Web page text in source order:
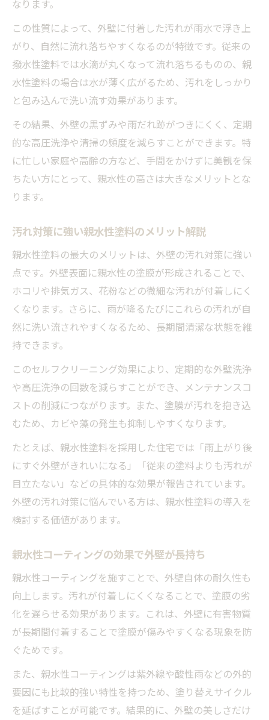
なります。
この性質によって、外壁に付着した汚れが雨水で浮き上
がり、自然に流れ落ちやすくなるのが特徴です。従来の
撥水性塗料では水滴が丸くなって流れ落ちるものの、親
水性塗料の場合は水が薄く広がるため、汚れをしっかり
と包み込んで洗い流す効果があります。
その結果、外壁の黒ずみや雨だれ跡がつきにくく、定期
的な高圧洗浄や清掃の頻度を減らすことができます。特
に忙しい家庭や高齢の方など、手間をかけずに美観を保
ちたい方にとって、親水性の高さは大きなメリットとな
ります。
汚れ対策に強い親水性塗料のメリット解説
親水性塗料の最大のメリットは、外壁の汚れ対策に強い
点です。外壁表面に親水性の塗膜が形成されることで、
ホコリや排気ガス、花粉などの微細な汚れが付着しにく
くなります。さらに、雨が降るたびにこれらの汚れが自
然に洗い流されやすくなるため、長期間清潔な状態を維
持できます。
このセルフクリーニング効果により、定期的な外壁洗浄
や高圧洗浄の回数を減らすことができ、メンテナンスコ
ストの削減につながります。また、塗膜が汚れを抱き込
むため、カビや藻の発生も抑制しやすくなります。
たとえば、親水性塗料を採用した住宅では「雨上がり後
にすぐ外壁がきれいになる」「従来の塗料よりも汚れが
目立たない」などの具体的な効果が報告されています。
外壁の汚れ対策に悩んでいる方は、親水性塗料の導入を
検討する価値があります。
親水性コーティングの効果で外壁が長持ち
親水性コーティングを施すことで、外壁自体の耐久性も
向上します。汚れが付着しにくくなることで、塗膜の劣
化を遅らせる効果があります。これは、外壁に有害物質
が長期間付着することで塗膜が傷みやすくなる現象を防
ぐためです。
また、親水性コーティングは紫外線や酸性雨などの外的
要因にも比較的強い特性を持つため、塗り替えサイクル
を延ばすことが可能です。結果的に、外壁の美しさだけ